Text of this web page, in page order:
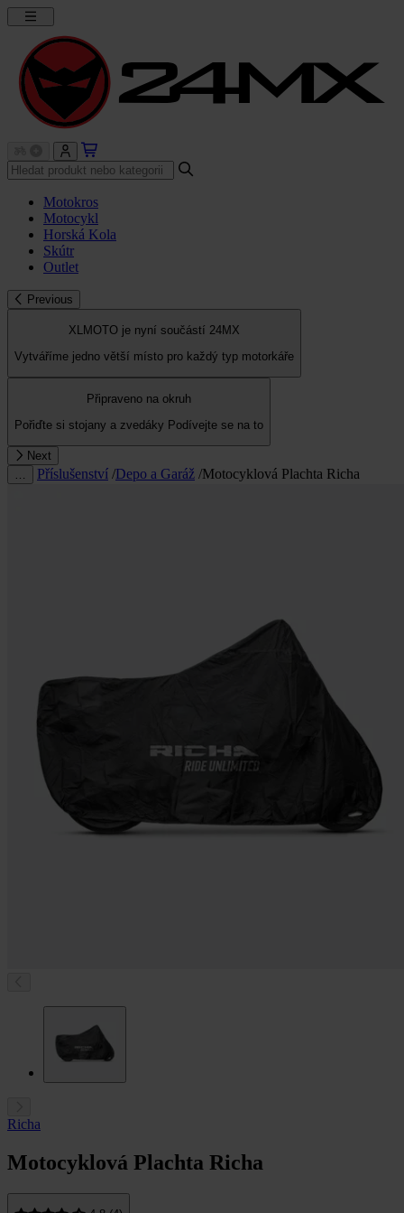
Motokros
Motocykl
Horská Kola
Skútr
Outlet
Previous
XLMOTO je nyní součástí 24MX
Vytváříme jedno větší místo pro každý typ motorkáře
Připraveno na okruh
Pořiďte si stojany a zvedáky Podívejte se na to
Next
Příslušenství /Depo a Garáž /Motocyklová Plachta Richa
Richa
Motocyklová Plachta Richa